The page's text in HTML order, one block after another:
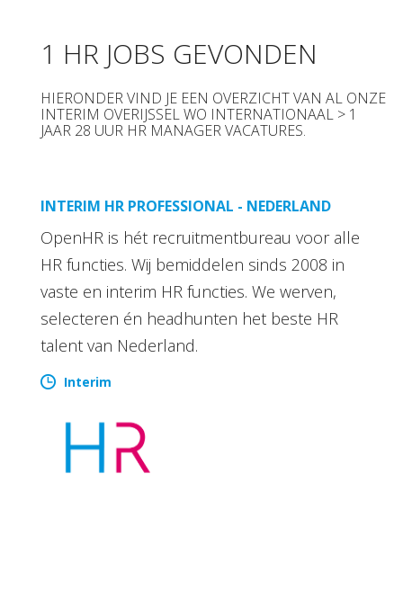
1 HR JOBS GEVONDEN
HIERONDER VIND JE EEN OVERZICHT VAN AL ONZE
INTERIM OVERIJSSEL WO INTERNATIONAAL > 1
JAAR 28 UUR HR MANAGER VACATURES.
INTERIM HR PROFESSIONAL - NEDERLAND
OpenHR is hét recruitmentbureau voor alle
HR functies. Wij bemiddelen sinds 2008 in
vaste en interim HR functies. We werven,
selecteren én headhunten het beste HR
talent van Nederland.
Interim